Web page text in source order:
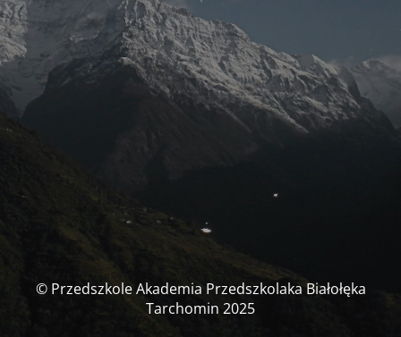
© Przedszkole Akademia Przedszkolaka Białołęka
Tarchomin 2025